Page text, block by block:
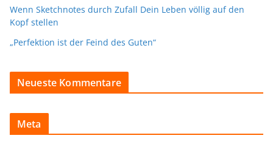
Wenn Sketchnotes durch Zufall Dein Leben völlig auf den
Kopf stellen
„Perfektion ist der Feind des Guten“
Neueste Kommentare
Meta